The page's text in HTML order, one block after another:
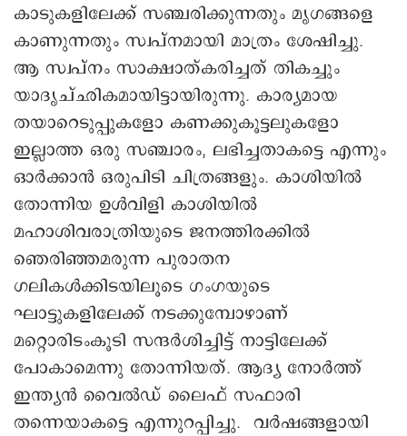
കാടുകളിലേക്ക് സഞ്ചരിക്കുന്നതും മൃഗങ്ങളെ
കാണുന്നതും സ്വപ്നമായി മാത്രം ശേഷിച്ചു.
ആ സ്വപ്നം സാക്ഷാത്കരിച്ചത് തികച്ചും
യാദൃച്ഛികമായിട്ടായിരുന്നു. കാര്യമായ
തയാറെടുപ്പുകളോ കണക്കുകൂട്ടലുകളോ
ഇല്ലാത്ത ഒരു സഞ്ചാരം, ലഭിച്ചതാകട്ടെ എന്നും
ഓർക്കാൻ ഒരുപിടി ചിത്രങ്ങളും. കാശിയിൽ
തോന്നിയ ഉൾവിളി കാശിയിൽ
മഹാശിവരാത്രിയുടെ ജനത്തിരക്കിൽ
ഞെരിഞ്ഞമരുന്ന പുരാതന
ഗലികൾക്കിടയിലൂടെ ഗംഗയുടെ
ഘാട്ടുകളിലേക്ക് നടക്കുമ്പോഴാണ്
മറ്റൊരിടംകൂടി സന്ദർശിച്ചിട്ട് നാട്ടിലേക്ക്
പോകാമെന്നു തോന്നിയത്. ആദ്യ‌ നോർത്ത്
ഇന്ത്യൻ വൈൽഡ് ലൈഫ് സഫാരി
തന്നെയാകട്ടെ എന്നുറപ്പിച്ചു. ‌ വർഷങ്ങളായി